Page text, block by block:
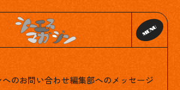
Contact
のお問い合わせ編集部へのメッセージ